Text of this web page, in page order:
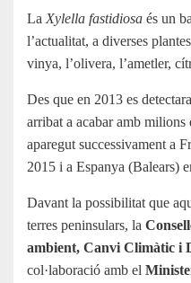
La Xylella fastidiosa és un
l’actualitat, a diverses
vinya, l’olivera, l’ametler,
Des que en 2013 es
arribat a acabar amb milions
aparegut successivament a
2015 i a Espanya (Balears)
Davant la possibilitat que
terres peninsulars, la
ambient, Canvi Climàtic i
col·laboració amb el